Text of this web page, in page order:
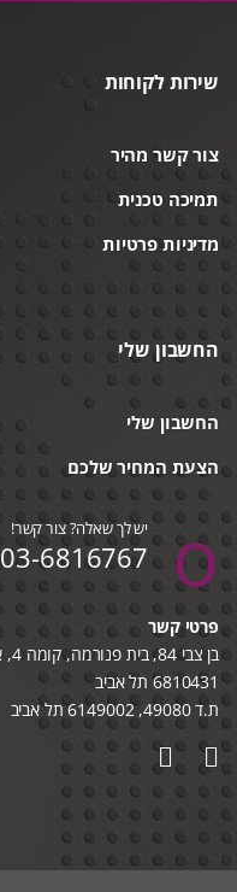
שירות לקוחות
צור קשר מהיר
תמיכה טכנית
מדיניות פרטיות
החשבון שלי
החשבון שלי
הצעת המחיר שלכם
יש לך שאלה? צור קשר!
03-6816767
פרטי קשר
בן צבי 84, בית פנורמה, קומה 4, אולם 404
6810431 תל אביב
ת.ד 49080, 6149002 תל אביב